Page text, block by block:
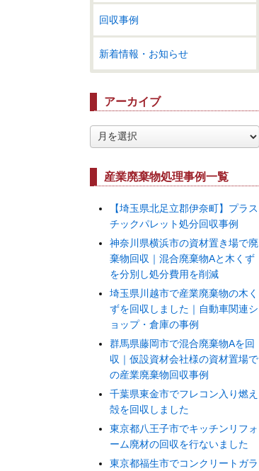
回収事例
新着情報・お知らせ
アーカイブ
ー
ブ
産業廃棄物処理事例一覧
【埼玉県北足立郡伊奈町】プラス
チックパレット処分回収事例
神奈川県横浜市の資材置き場で廃
棄物回収｜混合廃棄物Aと木くず
を分別し処分費用を削減
埼玉県川越市で産業廃棄物の木く
ずを回収しました｜自動車関連シ
ョップ・倉庫の事例
群馬県藤岡市で混合廃棄物Aを回
収｜仮設資材会社様の資材置場で
の産業廃棄物回収事例
千葉県東金市でフレコン入り燃え
殻を回収しました
東京都八王子市でキッチンリフォ
ーム廃材の回収を行ないました
東京都福生市でコンクリートガラ